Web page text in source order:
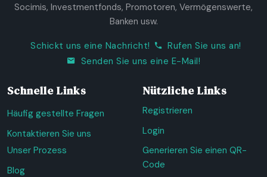
Socimis, Investmentfonds, Promotoren, Vermögenswerte,
Banken usw.
Schickt uns eine Nachricht!
Rufen Sie uns an!
Senden Sie uns eine E-Mail!
Schnelle Links
Häufig gestellte Fragen
Kontaktieren Sie uns
Unser Prozess
Blog
Nützliche Links
Registrieren
Login
Generieren Sie einen QR-
Code